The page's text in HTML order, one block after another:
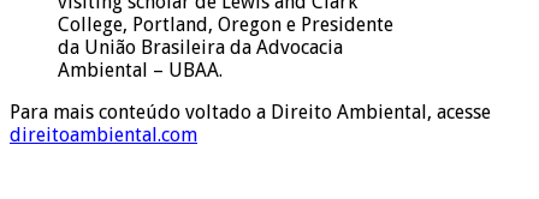
College, Portland, Oregon e Presidente
da União Brasileira da Advocacia
Ambiental – UBAA.
Para mais conteúdo voltado a Direito Ambiental, acesse
direitoambiental.com